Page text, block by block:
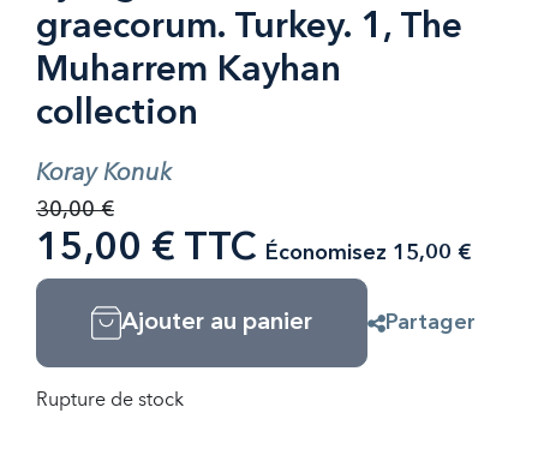
graecorum. Turkey. 1, The
Muharrem Kayhan
collection
Koray Konuk
30,00 €
15,00 € TTC Économisez 15,00 €
Ajouter au panier Partager
Rupture de stock